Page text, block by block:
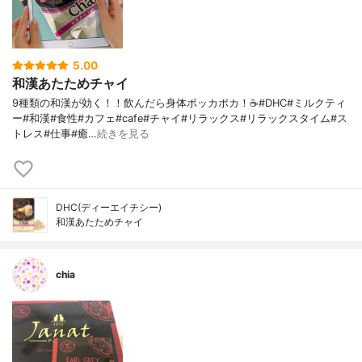
5.00
和漢あたためチャイ
9種類の和漢が効く！！飲んだら身体ポッカポカ！☕️#DHC#ミルクティ
ー#和漢#食性#カフェ#cafe#チャイ#リラックス#リラックスタイム#ス
トレス#仕事#癒…続きを見る
DHC(ディーエイチシー)
和漢あたためチャイ
chia